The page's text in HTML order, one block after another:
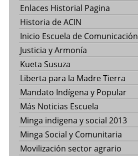
Enlaces Historial Pagina
Historia de ACIN
Inicio Escuela de Comunicación
Justicia y Armonía
Kueta Susuza
Liberta para la Madre Tierra
Mandato Indígena y Popular
Más Noticias Escuela
Minga indigena y social 2013
Minga Social y Comunitaria
Movilización sector agrario